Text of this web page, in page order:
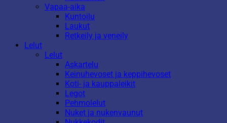
Vapaa-aika
Kuntoilu
Laukut
Retkeily ja veneily
Lelut
Lelut
Askartelu
Keinuhevoset ja keppihevoset
Koti- ja kauppaleikit
Legot
Pehmolelut
Nuket ja nukenvaunut